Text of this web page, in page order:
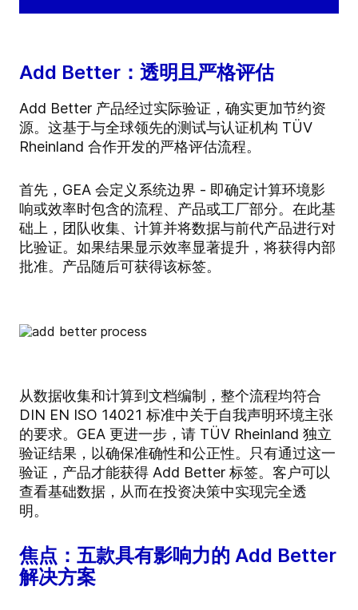
Add Better：透明且严格评估
Add Better 产品经过实际验证，确实更加节约资
源。这基于与全球领先的测试与认证机构 TÜV
Rheinland 合作开发的严格评估流程。
首先，GEA 会定义系统边界 - 即确定计算环境影
响或效率时包含的流程、产品或工厂部分。在此基
础上，团队收集、计算并将数据与前代产品进行对
比验证。如果结果显示效率显著提升，将获得内部
批准。产品随后可获得该标签。
从数据收集和计算到文档编制，整个流程均符合
DIN EN ISO 14021 标准中关于自我声明环境主张
的要求。GEA 更进一步，请 TÜV Rheinland 独立
验证结果，以确保准确性和公正性。只有通过这一
验证，产品才能获得 Add Better 标签。客户可以
查看基础数据，从而在投资决策中实现完全透
明。
焦点：五款具有影响力的 Add Better
解决方案